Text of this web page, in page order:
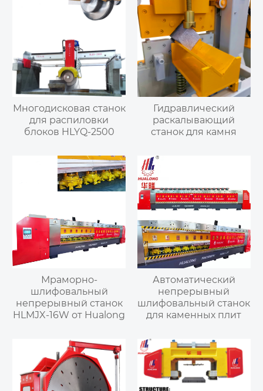
Многодисковая станок
для распиловки
блоков HLYQ-2500
Гидравлический
раскалывающий
станок для камня
Мраморно-
шлифовальный
непрерывный станок
HLMJX-16W от Hualong
Автоматический
непрерывный
шлифовальный станок
для каменных плит